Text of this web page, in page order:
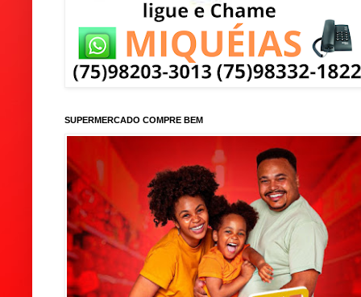
SUPERMERCADO COMPRE BEM